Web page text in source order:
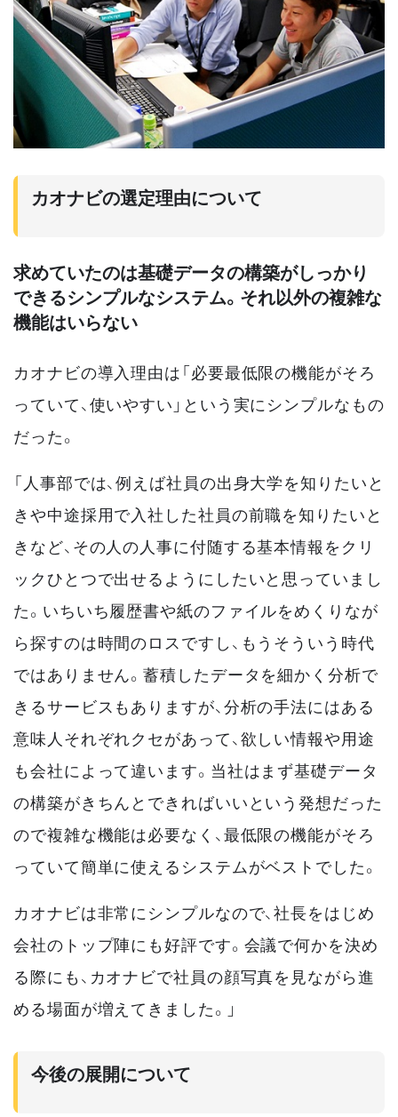
カオナビの選定理由について
求めていたのは基礎データの構築がしっかり
できるシンプルなシステム。それ以外の複雑な
機能はいらない
カオナビの導入理由は「必要最低限の機能がそろ
っていて、使いやすい」という実にシンプルなもの
だった。
「人事部では、例えば社員の出身大学を知りたいと
きや中途採用で入社した社員の前職を知りたいと
きなど、その人の人事に付随する基本情報をクリ
ックひとつで出せるようにしたいと思っていまし
た。いちいち履歴書や紙のファイルをめくりなが
ら探すのは時間のロスですし、もうそういう時代
ではありません。蓄積したデータを細かく分析で
きるサービスもありますが、分析の手法にはある
意味人それぞれクセがあって、欲しい情報や用途
も会社によって違います。当社はまず基礎データ
の構築がきちんとできればいいという発想だった
ので複雑な機能は必要なく、最低限の機能がそろ
っていて簡単に使えるシステムがベストでした。
カオナビは非常にシンプルなので、社長をはじめ
会社のトップ陣にも好評です。会議で何かを決め
る際にも、カオナビで社員の顔写真を見ながら進
める場面が増えてきました。」
今後の展開について